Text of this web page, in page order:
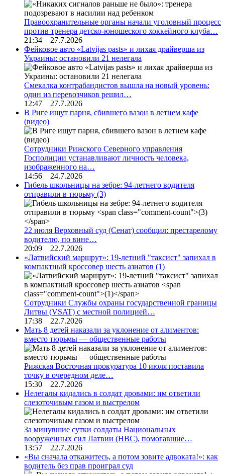
Правоохранительные органы начали уголовный процесс
против тренера детско-юношеского хоккейного клуба…
21:34 27.7.2026
Фейковое авто «Latvijas pasts» и лихая драйверша из
Украины: остановили 21 нелегала
Смекалка контрабандистов вышла на новый уровень:
один из перевозчиков решил…
12:47 27.7.2026
В Риге ищут парня, сбившего вазон в летнем кафе
(видео)
Сотрудники Рижского Северного управления
Госполиции устанавливают личность человека,
изображенного на…
14:56 24.7.2026
Гибель школьницы на зебре: 94-летнего водителя
отправили в тюрьму (3)
22 июля Верховный суд (Сенат) сообщил: престарелому
водителю, по вине…
20:09 22.7.2026
«Латвийский маршрут»: 19-летний "таксист" запихал в
компактный кроссовер шесть азиатов (1)
Сотрудники Службы охраны государственной границы
Литвы (VSAT) с местной полицией…
17:38 22.7.2026
Мать 8 детей наказали за уклонение от алиментов:
вместо тюрьмы — общественные работы
Рижская Восточная прокуратура 10 июля поставила
точку в очередном деле…
15:30 22.7.2026
Нелегалы кидались в солдат дровами: им ответили
слезоточивым газом и выстрелом
За минувшие сутки солдаты Национальных
вооруженных сил Латвии (НВС), помогавшие…
13:57 22.7.2026
«Вы сначала откажитесь, а потом зовите адвоката!»: как
водитель без прав проиграл суд